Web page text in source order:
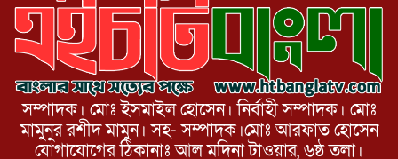
সম্পাদক। মোঃ ইসমাইল হোসেন। নির্বাহী সম্পাদক। মোঃ
মামুনুর রশীদ মামুন। সহ- সম্পাদক।মোঃ আরফাত হোসেন
যোগাযোগের ঠিকানাঃ আল মদিনা টাওয়ার, ৬ষ্ঠ তলা।